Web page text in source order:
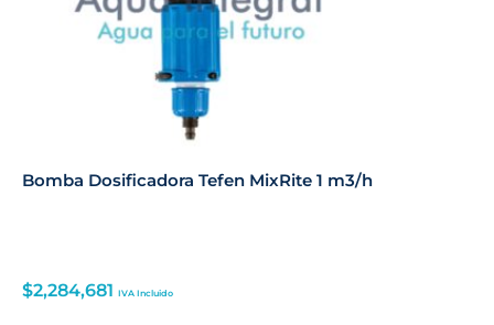
Bomba Dosificadora Tefen MixRite 1 m3/h
$2,284,681 IVA Incluido